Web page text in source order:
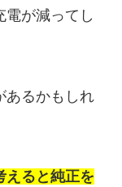
電が減ってし
あるかもしれ
えると純正を